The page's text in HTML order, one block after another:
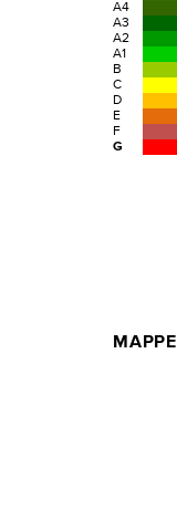
A4
A3
A2
A1
B
C
D
E
F
G
MAPPE